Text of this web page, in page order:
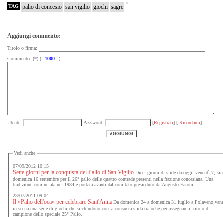
TAG palio di concesio san vigilio giochi sagre
Aggiungi commento:
Titolo o firma:
Commento: (*) (
)
Utente: Password: [Registrati] [ Ricordami]
Vedi anche
07/09/2012 10:15
Sette giorni per la conquista del Palio di San Vigilio Dieci giorni di sfide da oggi, venerdì 7,
domenica 16 settembre per il 26° palio delle quattro contrade presenti nella frazione concesiana. Una
tradizione cominciata nel 1984 e portata avanti dal comitato presieduto da Augusto Faroni
23/07/2011 09:04
Il «Palio dell'oca» per celebrare Sant'Anna Da domenica 24 a domenica 31 luglio a Polaveno
in scena una serie di giochi che si chiudono con la consueta sfida tra oche per assegnare il titolo di
campione dello speciale 25° Palio.